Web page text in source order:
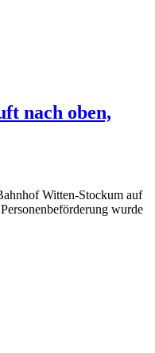
nach oben,
Witten-Stockum auf
wurde